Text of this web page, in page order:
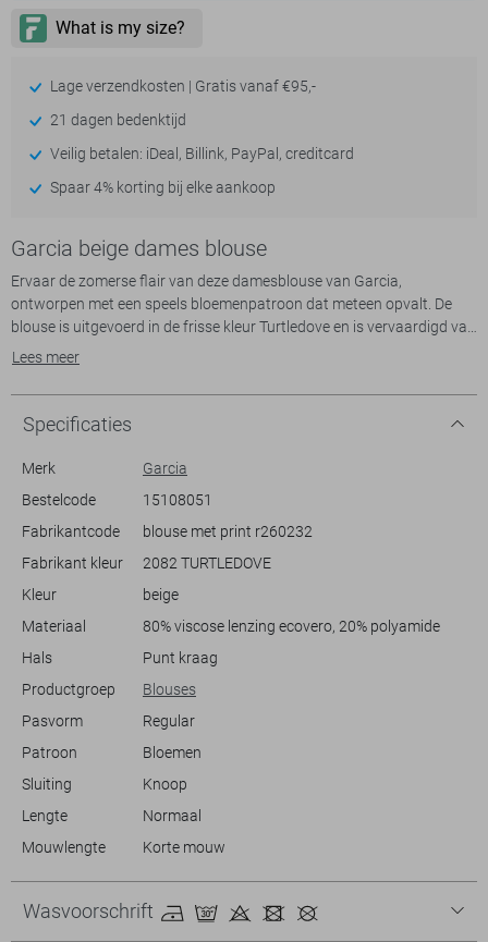
Lage verzendkosten | Gratis vanaf €95,-
21 dagen bedenktijd
Veilig betalen: iDeal, Billink, PayPal, creditcard
Spaar 4% korting bij elke aankoop
Garcia beige dames blouse
Ervaar de zomerse flair van deze damesblouse van Garcia,
ontworpen met een speels bloemenpatroon dat meteen opvalt. De
blouse is uitgevoerd in de frisse kleur Turtledove en is vervaardigd van
een duurzame mix van 80% Viscose Lenzing Ecovero en 20%
pasvorm die geschikt is voor allerlei gelegenheden.
Met zijn korte mouwen en normale lengte is deze blouse ideaal voor
de warmere maanden. De klassieke puntkraag en knoopsluiting
naar het strand gaat of gezellig gaat lunchen met vrienden, deze
blouse past perfect bij een ontspannen zomerse outfit. Combineer het
met een lichte broek of shorts voor een frisse en modieuze look.
Lees meer
Specificaties
Merk
Garcia
Bestelcode
15108051
Fabrikantcode
blouse met print r260232
Fabrikant kleur
2082 TURTLEDOVE
Kleur
beige
Materiaal
80% viscose lenzing ecovero, 20% polyamide
Hals
Punt kraag
Productgroep
Blouses
Pasvorm
Regular
Patroon
Bloemen
Sluiting
Knoop
Lengte
Normaal
Mouwlengte
Korte mouw
Wasvoorschrift